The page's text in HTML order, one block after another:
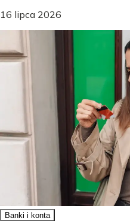
16 lipca 2026
Banki i konta